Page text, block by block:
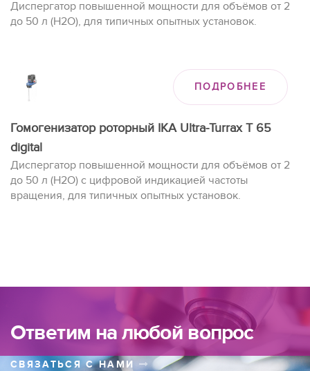
Диспергатор повышенной мощности для объёмов от 2
до 50 л (H2O), для типичных опытных установок.
ПОДРОБНЕЕ
Гомогенизатор роторный IKA Ultra-Turrax T 65
digital
Диспергатор повышенной мощности для объёмов от 2
до 50 л (H2O) с цифровой индикацией частоты
вращения, для типичных опытных установок.
Ответим на любой вопрос
СВЯЗАТЬСЯ С НАМИ